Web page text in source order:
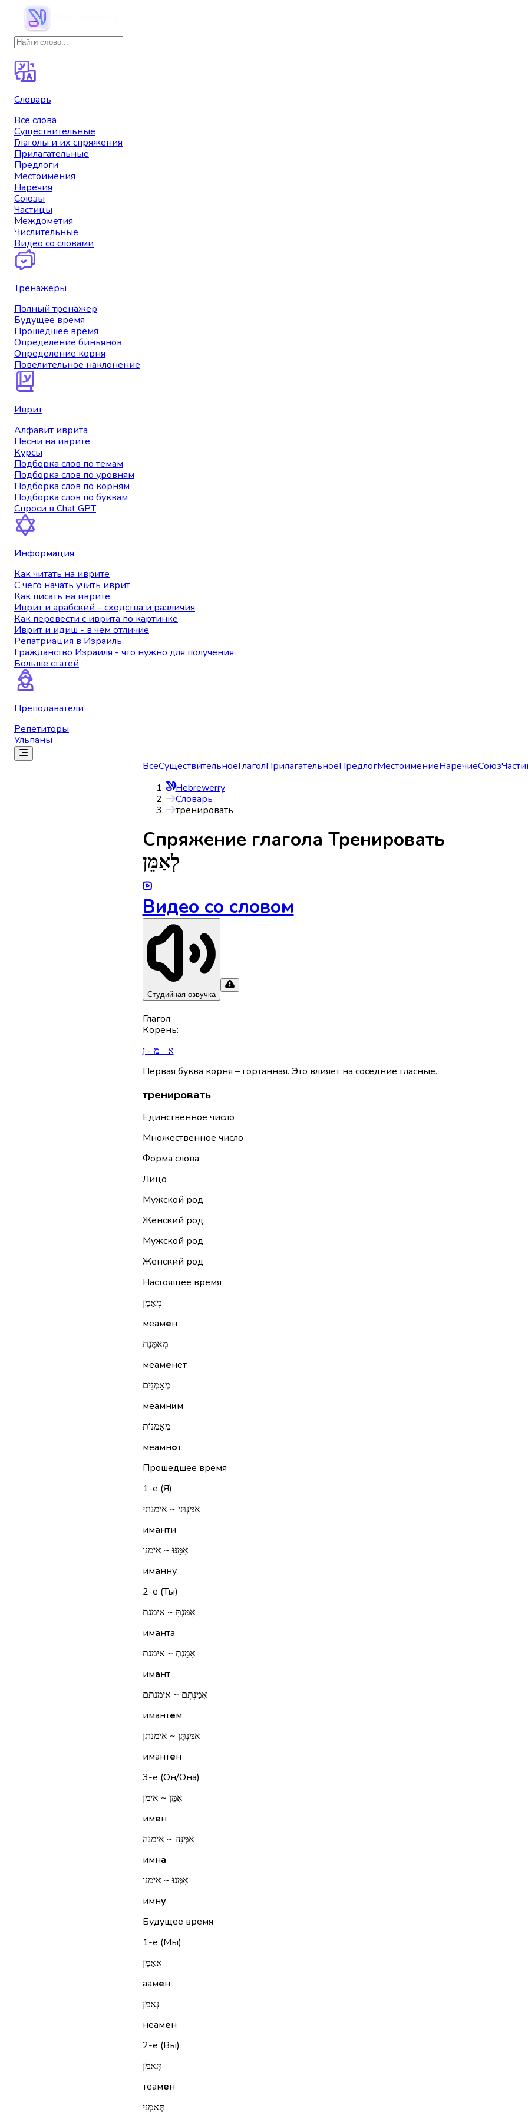
Словарь
Все слова
Существительные
Глаголы и их спряжения
Прилагательные
Предлоги
Местоимения
Наречия
Союзы
Частицы
Междометия
Числительные
Видео со словами
Тренажеры
Полный тренажер
Будущее время
Прошедшее время
Определение биньянов
Определение корня
Повелительное наклонение
Иврит
Алфавит иврита
Песни на иврите
Курсы
Подборка слов по темам
Подборка слов по уровням
Подборка слов по корням
Подборка слов по буквам
Спроси в Chat GPT
Информация
Как читать на иврите
С чего начать учить иврит
Как писать на иврите
Иврит и арабский – сходства и различия
Как перевести с иврита по картинке
Иврит и идиш - в чем отличие
Репатриация в Израиль
Гражданство Израиля - что нужно для получения
Больше статей
Преподаватели
Репетиторы
Ульпаны
ВсеСуществительноеГлаголПрилагательноеПредлогМестоимениеНаречиеСоюз
Hebrewerry
Словарь
тренировать
Спряжениe глагола Тренировать
לְאַמֵּן
Видео со словом
Студийная озвучка
Глагол
Корень:
א - מ - ן
Первая буква корня – гортанная. Это влияет на соседние гласные.
тренировать
Единственное число
Множественное число
Форма слова
Лицо
Мужской род
Женский род
Мужской род
Женский род
Настоящее время
מְאַמֵּן
меамен
מְאַמֶּנֶת
меаменет
מְאַמְּנִים
меамним
מְאַמְּנוֹת
меамнот
Прошедшее время
1-е (Я)
אִמַּנְתִּי ~ אימנתי
иманти
אִמַּנּוּ ~ אימנו
иманну
2-е (Ты)
אִמַּנְתָּ ~ אימנת
иманта
אִמַּנְתְּ ~ אימנת
имант
אִמַּנְתֶּם ~ אימנתם
имантем
אִמַּנְתֶּן ~ אימנתן
имантен
3-е (Он/Она)
אִמֵּן ~ אימן
имен
אִמְּנָה ~ אימנה
имна
אִמְּנוּ ~ אימנו
имну
Будущее время
1-е (Мы)
אֲאַמֵּן
аамен
נְאַמֵּן
неамен
2-е (Вы)
תְּאַמֵּן
теамен
תְּאַמְּנִי